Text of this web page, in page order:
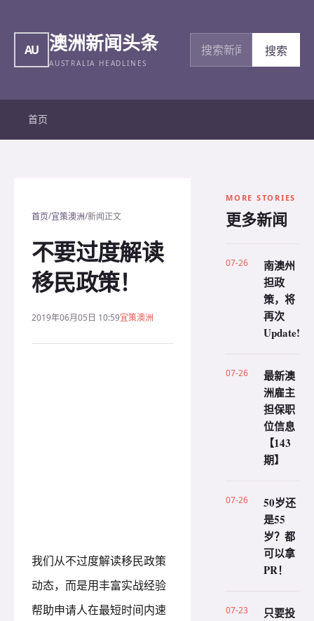
AU 澳洲新闻头条
AUSTRALIA HEADLINES
搜索新闻
搜索
首页
首页/宜策澳洲/新闻正文
不要过度解读
移民政策！
2019年06月05日 10:59宜策澳洲
我们从不过度解读移民政策
动态，而是用丰富实战经验
帮助申请人在最短时间内速
MORE STORIES
更多新闻
07-26
南澳州
担政
策，将
再次
Update!
07-26
最新澳
洲雇主
担保职
位信息
【143
期】
07-26
50岁还
是55
岁？都
可以拿
PR！
07-23
只要投